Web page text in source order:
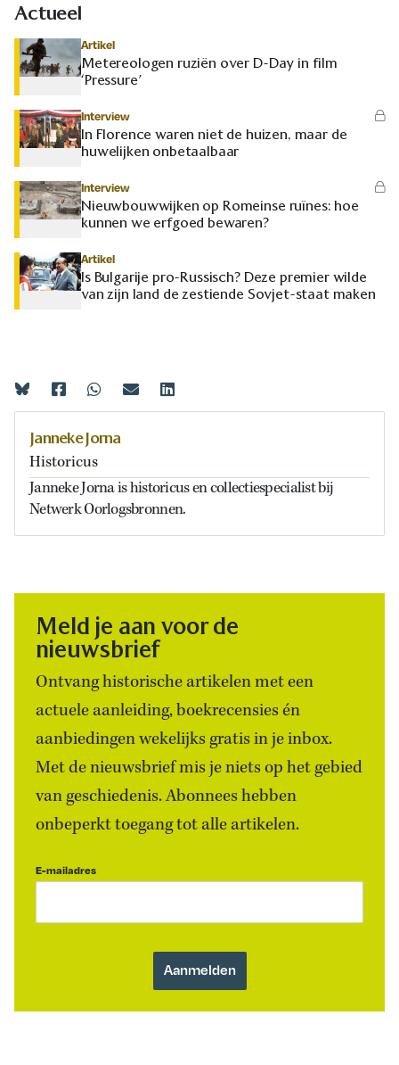
Actueel
Artikel
Metereologen ruziën over D-Day in film
‘Pressure’
Interview
In Florence waren niet de huizen, maar de
huwelijken onbetaalbaar
Interview
Nieuwbouwwijken op Romeinse ruïnes: hoe
kunnen we erfgoed bewaren?
Artikel
Is Bulgarije pro-Russisch? Deze premier wilde
van zijn land de zestiende Sovjet-staat maken
Janneke Jorna
Historicus
Janneke Jorna is historicus en collectiespecialist bij
Netwerk Oorlogsbronnen.
Meld je aan voor de
nieuwsbrief
Ontvang historische artikelen met een
actuele aanleiding, boekrecensies én
aanbiedingen wekelijks gratis in je inbox.
Met de nieuwsbrief mis je niets op het gebied
van geschiedenis. Abonnees hebben
onbeperkt toegang tot alle artikelen.
E-mailadres